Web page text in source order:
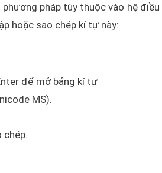
pháp tùy thuộc vào hệ điều
hoặc sao chép kí tự này:
để mở bảng kí tự
MS).
chép.